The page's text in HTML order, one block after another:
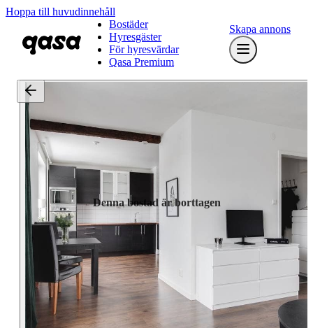
Hoppa till huvudinnehåll
Bostäder
Hyresgäster
För hyresvärdar
Qasa Premium
Skapa annons
Denna bostad är borttagen